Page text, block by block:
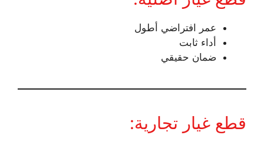
عمر افتراضي أطول
أداء ثابت
ضمان حقيقي
قطع غيار تجارية: